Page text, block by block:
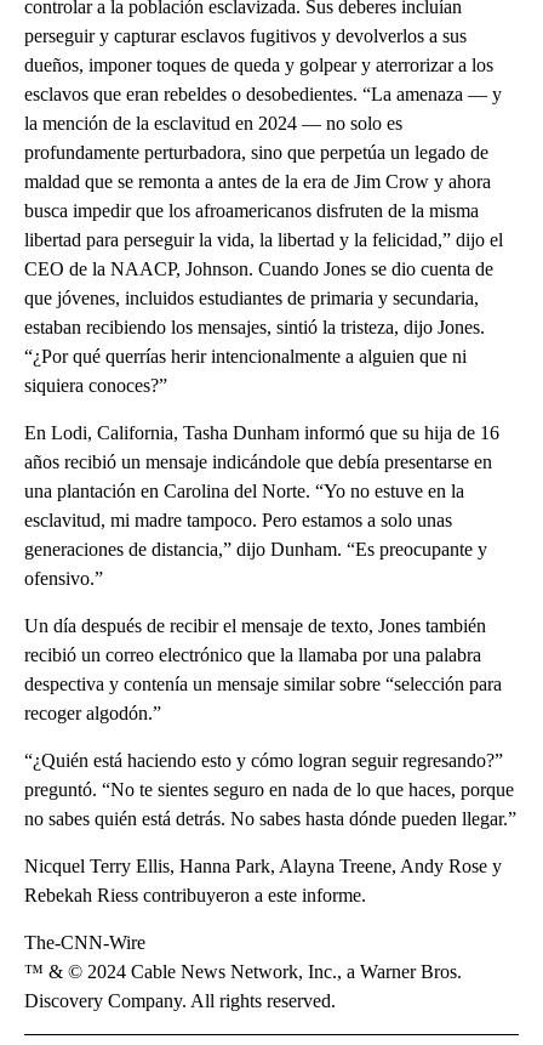
controlar a la población esclavizada. Sus deberes incluían
perseguir y capturar esclavos fugitivos y devolverlos a sus
dueños, imponer toques de queda y golpear y aterrorizar a los
esclavos que eran rebeldes o desobedientes. “La amenaza — y
la mención de la esclavitud en 2024 — no solo es
profundamente perturbadora, sino que perpetúa un legado de
maldad que se remonta a antes de la era de Jim Crow y ahora
busca impedir que los afroamericanos disfruten de la misma
libertad para perseguir la vida, la libertad y la felicidad,” dijo el
CEO de la NAACP, Johnson. Cuando Jones se dio cuenta de
que jóvenes, incluidos estudiantes de primaria y secundaria,
estaban recibiendo los mensajes, sintió la tristeza, dijo Jones.
“¿Por qué querrías herir intencionalmente a alguien que ni
siquiera conoces?”
En Lodi, California, Tasha Dunham informó que su hija de 16
años recibió un mensaje indicándole que debía presentarse en
una plantación en Carolina del Norte. “Yo no estuve en la
esclavitud, mi madre tampoco. Pero estamos a solo unas
generaciones de distancia,” dijo Dunham. “Es preocupante y
ofensivo.”
Un día después de recibir el mensaje de texto, Jones también
recibió un correo electrónico que la llamaba por una palabra
despectiva y contenía un mensaje similar sobre “selección para
recoger algodón.”
“¿Quién está haciendo esto y cómo logran seguir regresando?”
preguntó. “No te sientes seguro en nada de lo que haces, porque
no sabes quién está detrás. No sabes hasta dónde pueden llegar.”
Nicquel Terry Ellis, Hanna Park, Alayna Treene, Andy Rose y
Rebekah Riess contribuyeron a este informe.
The-CNN-Wire
™ & © 2024 Cable News Network, Inc., a Warner Bros.
Discovery Company. All rights reserved.